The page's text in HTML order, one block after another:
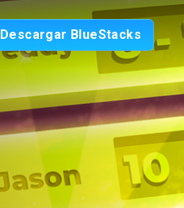
Descargar BlueStacks